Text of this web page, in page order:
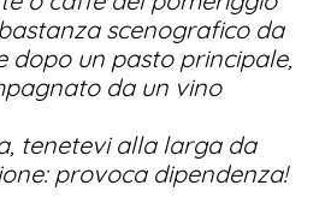
scenografico da
dopo un pasto principale,
da un vino
tenetevi alla larga da
provoca dipendenza!